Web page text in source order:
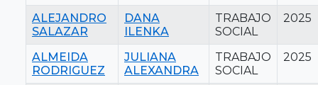
ALEJANDRO
SALAZAR
DANA
ILENKA
TRABAJO
SOCIAL
2025
ALMEIDA
RODRIGUEZ
JULIANA
ALEXANDRA
TRABAJO
SOCIAL
2025